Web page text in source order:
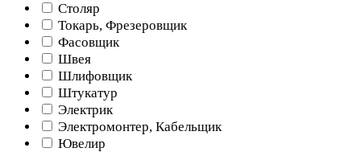
Столяр
Токарь, Фрезеровщик
Фасовщик
Швея
Шлифовщик
Штукатур
Электрик
Электромонтер, Кабельщик
Ювелир